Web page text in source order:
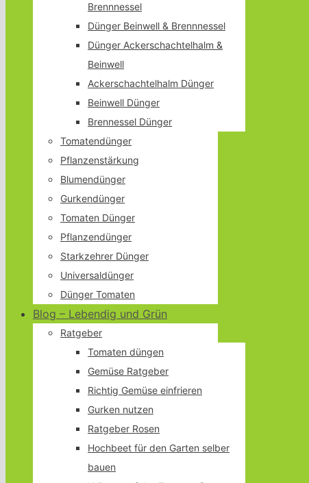
Brennnessel
Dünger Beinwell & Brennnessel
Dünger Ackerschachtelhalm &
Beinwell
Ackerschachtelhalm Dünger
Beinwell Dünger
Brennessel Dünger
Tomatendünger
Pflanzenstärkung
Blumendünger
Gurkendünger
Tomaten Dünger
Pflanzendünger
Starkzehrer Dünger
Universaldünger
Dünger Tomaten
Blog – Lebendig und Grün
Ratgeber
Tomaten düngen
Gemüse Ratgeber
Richtig Gemüse einfrieren
Gurken nutzen
Ratgeber Rosen
Hochbeet für den Garten selber
bauen